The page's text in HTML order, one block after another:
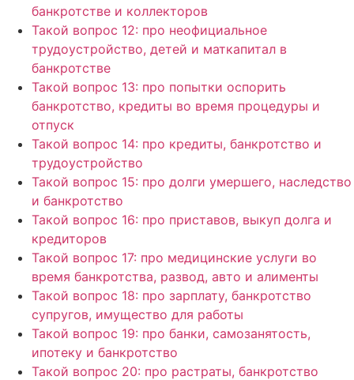
банкротстве и коллекторов
Такой вопрос 12: про неофициальное
трудоустройство, детей и маткапитал в
банкротстве
Такой вопрос 13: про попытки оспорить
банкротство, кредиты во время процедуры и
отпуск
Такой вопрос 14: про кредиты, банкротство и
трудоустройство
Такой вопрос 15: про долги умершего, наследство
и банкротство
Такой вопрос 16: про приставов, выкуп долга и
кредиторов
Такой вопрос 17: про медицинские услуги во
время банкротства, развод, авто и алименты
Такой вопрос 18: про зарплату, банкротство
супругов, имущество для работы
Такой вопрос 19: про банки, самозанятость,
ипотеку и банкротство
Такой вопрос 20: про растраты, банкротство